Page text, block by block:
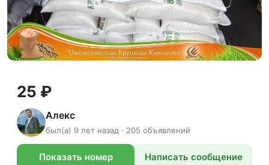
25 ₽
Алекс
был(а) 9 лет назад · 205 объявлений
Показать номер Написать сообщение